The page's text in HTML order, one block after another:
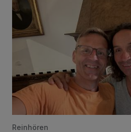
Reinhören